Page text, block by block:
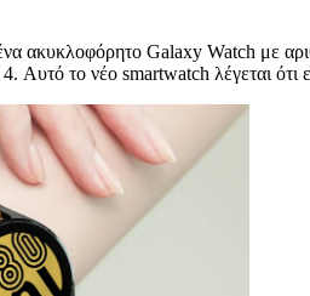
ακυκλοφόρητο Galaxy Watch με
4. Αυτό το νέο smartwatch λέγεται